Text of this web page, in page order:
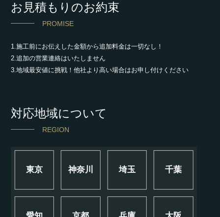
お見積もりのお約束
PROMISE
1.施工前にお伝えした金額から追加料金は一切なし！
2.追加の営業連絡はいたしません
3.地域最安値に挑戦！他社より高い場合はお申し付けください
対応地域について
REGION
東京 神奈川 埼玉 千葉